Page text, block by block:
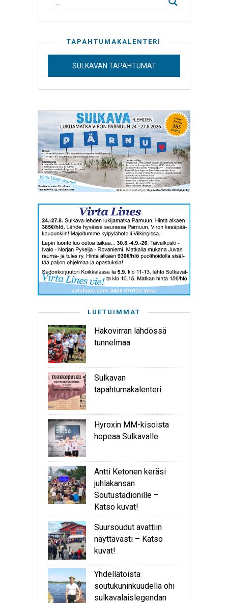
TAPAHTUMAKALENTERI
SULKAVAN TAPAHTUMAT
LUETUIMMAT
Hakovirran lähdössä
tunnelmaa
Sulkavan
tapahtumakalenteri
Hyroxin MM-kisoista
hopeaa Sulkavalle
Antti Ketonen keräsi
juhlakansan
Soutustadionille –
Katso kuvat!
Suursoudut avattiin
näyttävästi – Katso
kuvat!
Yhdellätoista
soutukuninkuudella ohi
sulkavalaislegendan